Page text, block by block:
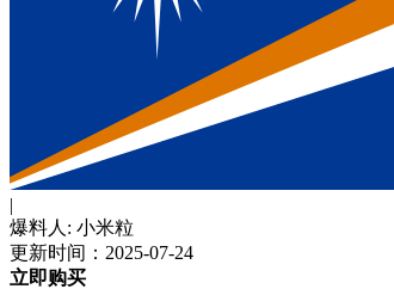
|
爆料人: 小米粒
更新时间：2025-07-24
立即购买